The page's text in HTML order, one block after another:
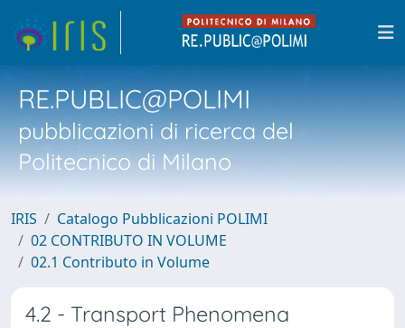
RE.PUBLIC@POLIMI
pubblicazioni di ricerca del
Politecnico di Milano
IRIS
Catalogo Pubblicazioni POLIMI
02 CONTRIBUTO IN VOLUME
02.1 Contributo in Volume
4.2 - Transport Phenomena